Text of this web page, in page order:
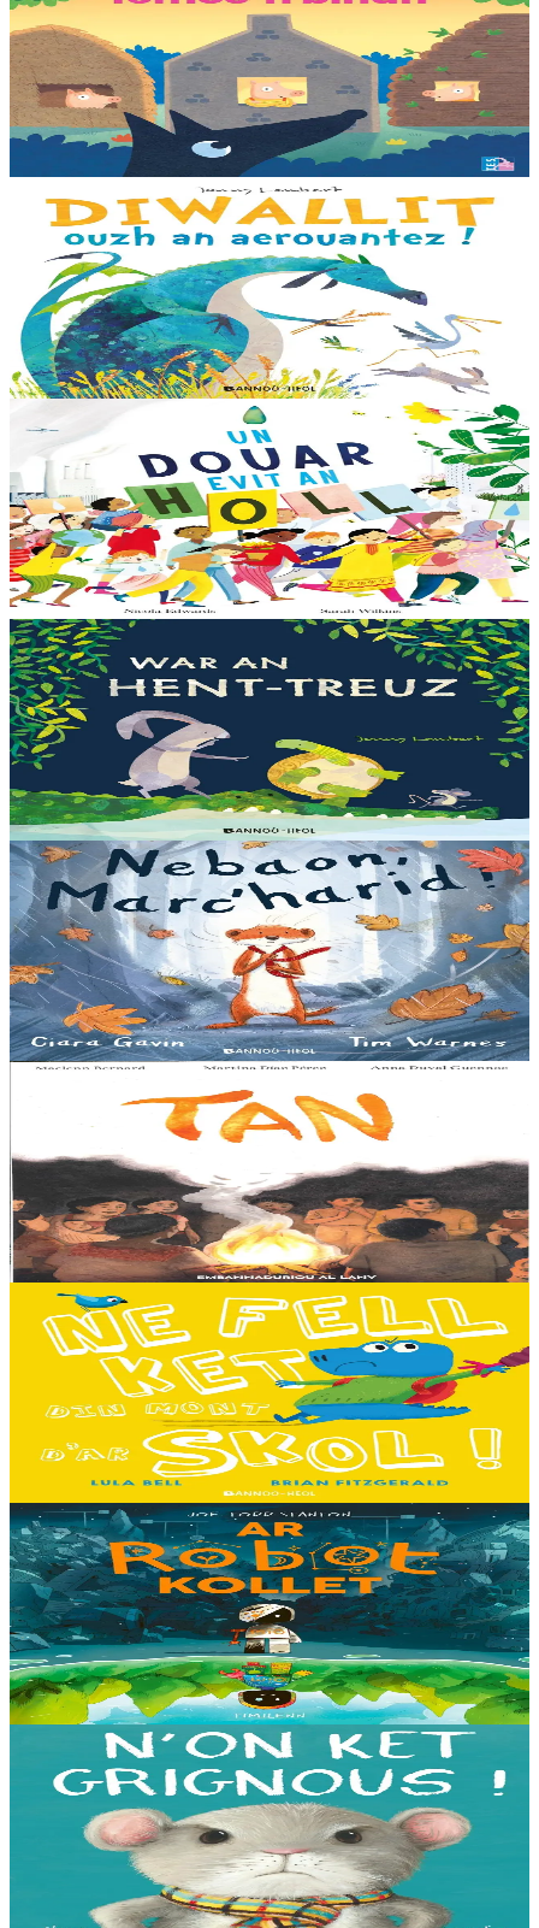
Tri femoc'h bihan
Ur wech e oa tri femoc’h bihan hag a veve eürus gant o zud. Un
deiz koulskoude e voe poent da bep hini kaout e di ! Ur rummad
savet a-ratozh evit ar vugale...
Bannoù-heol
Diwallit ouzh an aerouantez !
Dreistordinal eo ti nevez Eflammez. Bleunioù zo, geot flour hag
amezeien plijus-tre. Sur eo ?... - N’out ket evit chom amañ ! a huch
al loened all dezhi. Ha...
Er stok13,00 €
Bannoù-heol
Un douar evit an holl
Bras-divent eo hor planedenn ha kaer-meurbet ivez, met ezhomm he
deus ouzhin hag ouzhit. Reiñ da gompren gwelloc’h efedoù Mab-
den war hor planedenn a ra al levr kaer-mañ....
Er stok13,00 €
3 bloaz hag ouzhpenn
Bannoù-heol
War an hent-treuz
Piv a oar peseurt loened a c’haller gwelet er paludoù pa vez an noz
o serriñ ?... N’eus krokodil ebet avat. Peursur eo Logodennig. N’eo
ket ken sur he mignoned...
Er stok13,00 €
3 bloaz hag ouzhpenn
Bannoù-heol
Nebaon, Marc'harid !
An avel, ar glav... Ne blij ket tamm enet da Varc'harid Koant...
Spontet-mik e vez bewech zoken. Daoust ha Lagadeg, he mignonez
nevez, a zeuio a-benn da lakaat...
Er stok13,00 €
8 vloaz hag ouzhpenn
E penn uhelañ an torgennoù glas, lec'h ma vez goloet ar menezioù
gant latar ar beurevezhioù disafar, eo kludet ar gêriadennig vaya
anvet Sakamch'en. En tu all...
Er stok 11,00 €
3 bloaz hag ouzhpenn
Bannoù-heol
Ne fell ket din mont d'ar skol !
Hiziv emañ devezh skol kentañ Logodennig ha Dinosaorig. Ne fell
ket dezho mont, tamm ebet ! Pa grogo ar c'hentelioù avat e vo ur
pezh mell souezhenn....
13,00 €
8 vloaz hag ouzhpenn
Timilenn
Ar Robot kollet
E kreiz-kreiz un toull-lastez... ez eus ur robotig torret o tihuniñ. N’en
deus ket soñj eus pelec’h eo deuet nag abaoe pegeit emañ aze, met
gouzout a ra n’eo...
Er stok 14,00 €
3 bloaz hag ouzhpenn
Bannoù-heol
N'on ket grignous !
E penn ar c’hoad ez eus ul logodenn vihan o chom. Brudet eo
Logodennig evit bezañ grignousañ ha teodekañ logodenn ar vro. Un
deiz en em gav gant ur broc’hig...